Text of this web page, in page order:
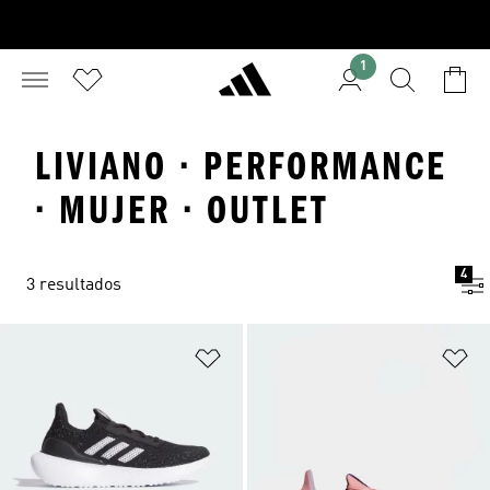
1
LIVIANO · PERFORMANCE
· MUJER · OUTLET
3 resultados
4